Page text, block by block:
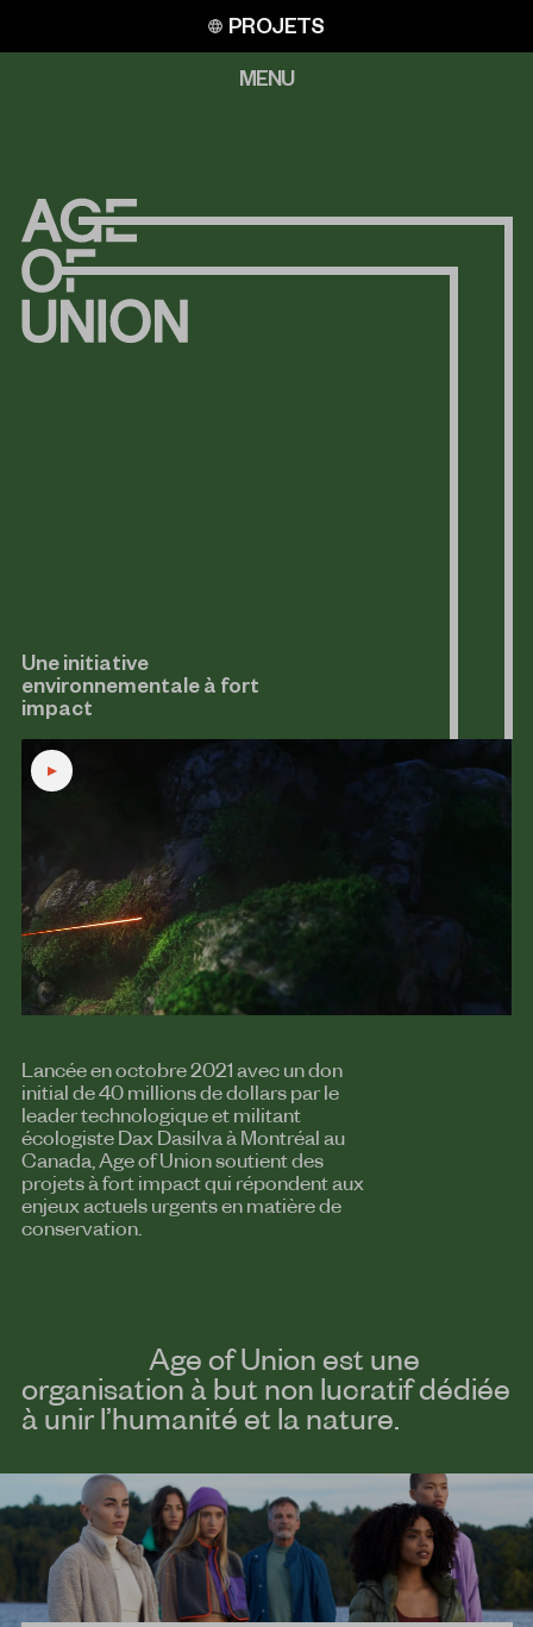
contenu
MENU
PROJETS
Une initiative
environnementale à fort
impact
Jouer
la
vidéo
Lancée en octobre 2021 avec un don
initial de 40 millions de dollars par le
leader technologique et militant
écologiste Dax Dasilva à Montréal au
Canada, Age of Union soutient des
projets à fort impact qui répondent aux
enjeux actuels urgents en matière de
conservation.
Age of Union est une
organisation à but non lucratif dédiée
à unir l’humanité et la nature.